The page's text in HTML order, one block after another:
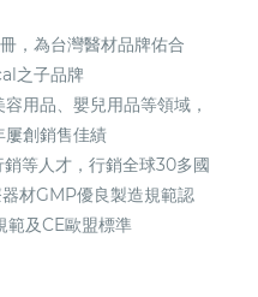
，為台灣醫材品牌佑合
之子品牌
用品、嬰兒用品等領域，
屢創銷售佳績
等人才，行銷全球30多國
材GMP優良製造規範認
範及CE歐盟標準